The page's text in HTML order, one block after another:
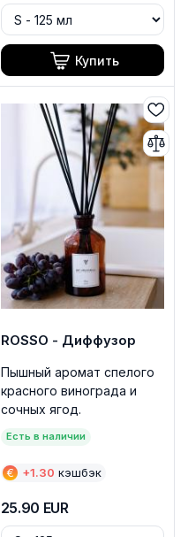
Купить
ROSSO - Диффузор
Пышный аромат спелого
красного винограда и
сочных ягод.
Есть в наличии
€ +1.30 кэшбэк
25.90 EUR